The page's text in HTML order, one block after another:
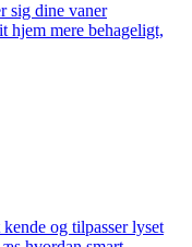
sig dine vaner
hjem mere behageligt,
og tilpasser lyset